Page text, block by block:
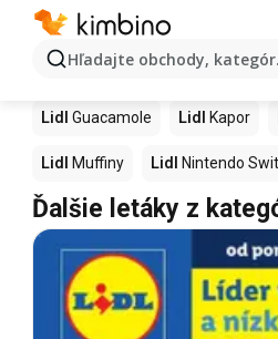
Hľadajte obchody,
Ďalšie produkty v
Lidl Hurmikaki
Lidl Guacamole Lidl Kapor
Lidl Muffiny Lidl Nintendo
Ďalšie letáky z